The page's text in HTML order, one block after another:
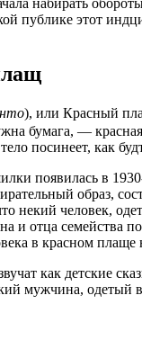
набирать
публике этот
), или Красный
бумага, —
посинеет, как
появилась в
образ,
некий человек,
и отца семейства
в красном плаще
как детские
мужчина, одетый